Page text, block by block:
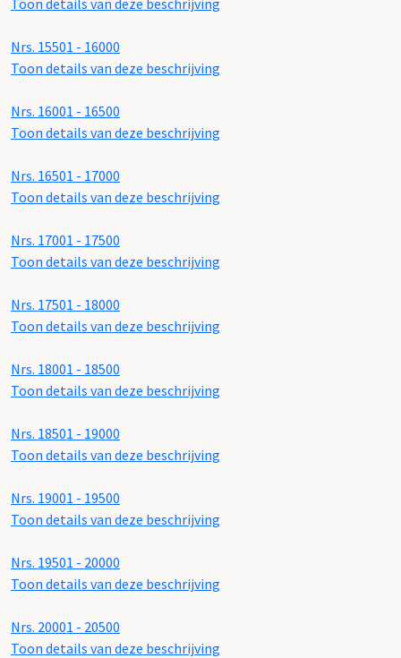
Nrs. 15501 - 16000
Toon details van deze beschrijving
Nrs. 16001 - 16500
Toon details van deze beschrijving
Nrs. 16501 - 17000
Toon details van deze beschrijving
Nrs. 17001 - 17500
Toon details van deze beschrijving
Nrs. 17501 - 18000
Toon details van deze beschrijving
Nrs. 18001 - 18500
Toon details van deze beschrijving
Nrs. 18501 - 19000
Toon details van deze beschrijving
Nrs. 19001 - 19500
Toon details van deze beschrijving
Nrs. 19501 - 20000
Toon details van deze beschrijving
Nrs. 20001 - 20500
Toon details van deze beschrijving